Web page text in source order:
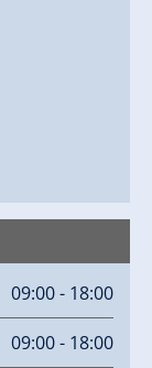
09:00 - 18:00
09:00 - 18:00